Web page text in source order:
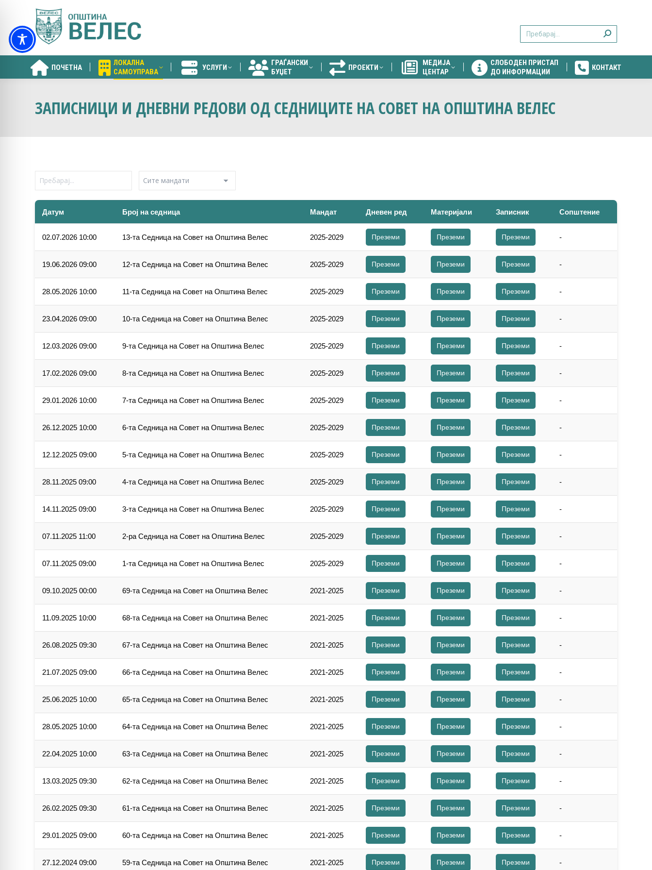
ПОЧЕТНА
ЛОКАЛНА
САМОУПРАВА
УСЛУГИ
ГРАЃАНСКИ
БУЏЕТ
ПРОЕКТИ
МЕДИЈА
ЦЕНТАР
СЛОБОДЕН ПРИСТАП
ДО ИНФОРМАЦИИ
КОНТАКТ
ЗАПИСНИЦИ И ДНЕВНИ РЕДОВИ ОД СЕДНИЦИТЕ НА СОВЕТ НА ОПШТИНА ВЕЛЕС
Датум Број на седница Мандат Дневен ред Материјали Записник Сопштение
02.07.2026 10:00 13-та Седница на Совет на Општина Велес 2025-2029 Преземи Преземи Преземи -
19.06.2026 09:00 12-та Седница на Совет на Општина Велес 2025-2029 Преземи Преземи Преземи -
28.05.2026 10:00 11-та Седница на Совет на Општина Велес 2025-2029 Преземи Преземи Преземи -
23.04.2026 09:00 10-та Седница на Совет на Општина Велес 2025-2029 Преземи Преземи Преземи -
12.03.2026 09:00 9-та Седница на Совет на Општина Велес 2025-2029 Преземи Преземи Преземи -
17.02.2026 09:00 8-та Седница на Совет на Општина Велес 2025-2029 Преземи Преземи Преземи -
29.01.2026 10:00 7-та Седница на Совет на Општина Велес 2025-2029 Преземи Преземи Преземи -
26.12.2025 10:00 6-та Седница на Совет на Општина Велес 2025-2029 Преземи Преземи Преземи -
12.12.2025 09:00 5-та Седница на Совет на Општина Велес 2025-2029 Преземи Преземи Преземи -
28.11.2025 09:00 4-та Седница на Совет на Општина Велес 2025-2029 Преземи Преземи Преземи -
14.11.2025 09:00 3-та Седница на Совет на Општина Велес 2025-2029 Преземи Преземи Преземи -
07.11.2025 11:00 2-ра Седница на Совет на Општина Велес 2025-2029 Преземи Преземи Преземи -
07.11.2025 09:00 1-та Седница на Совет на Општина Велес 2025-2029 Преземи Преземи Преземи -
09.10.2025 00:00 69-та Седница на Совет на Општина Велес 2021-2025 Преземи Преземи Преземи -
11.09.2025 10:00 68-та Седница на Совет на Општина Велес 2021-2025 Преземи Преземи Преземи -
26.08.2025 09:30 67-та Седница на Совет на Општина Велес 2021-2025 Преземи Преземи Преземи -
21.07.2025 09:00 66-та Седница на Совет на Општина Велес 2021-2025 Преземи Преземи Преземи -
25.06.2025 10:00 65-та Седница на Совет на Општина Велес 2021-2025 Преземи Преземи Преземи -
28.05.2025 10:00 64-та Седница на Совет на Општина Велес 2021-2025 Преземи Преземи Преземи -
22.04.2025 10:00 63-та Седница на Совет на Општина Велес 2021-2025 Преземи Преземи Преземи -
13.03.2025 09:30 62-та Седница на Совет на Општина Велес 2021-2025 Преземи Преземи Преземи -
26.02.2025 09:30 61-та Седница на Совет на Општина Велес 2021-2025 Преземи Преземи Преземи -
29.01.2025 09:00 60-та Седница на Совет на Општина Велес 2021-2025 Преземи Преземи Преземи -
27.12.2024 09:00 59-та Седница на Совет на Општина Велес 2021-2025 Преземи Преземи Преземи -
ПОЧЕТНА